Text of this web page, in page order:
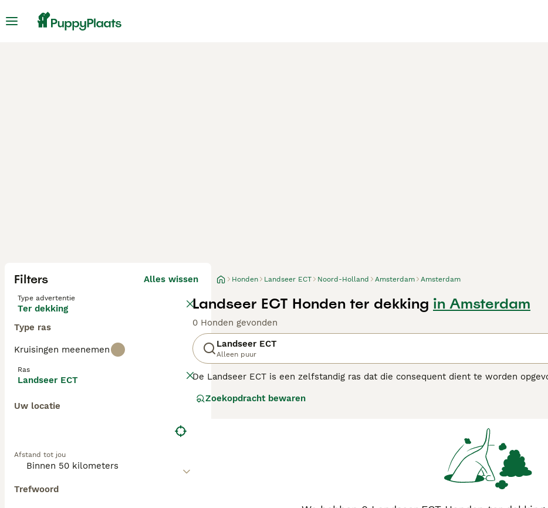
Filters Alles wissen
Type advertentie
Ter dekking
Type ras
Kruisingen meenemen
Ras
Landseer ECT
Uw locatie
Afstand tot jou
Trefwoord
Honden Landseer ECT Noord-Holland Amsterdam Amsterdam
Landseer ECT Honden ter dekking in Amsterdam
0 Honden gevonden
Landseer ECT
Alleen puur
De Landseer ECT is een zelfstandig ras dat die consequent dient te worden
waakhond zonder agressief te zijn. Naast de dagelijkse wandelingen heeft de
Zoekopdracht bewaren